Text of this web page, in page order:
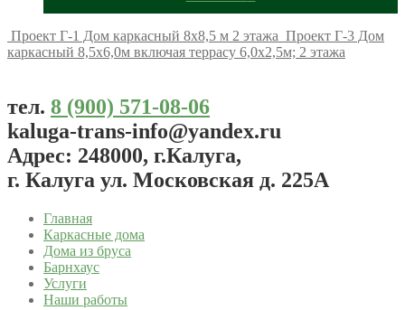
Проект Г-1 Дом каркасный 8х8,5 м 2 этажа Проект Г-3 Дом
каркасный 8,5х6,0м включая террасу 6,0х2,5м; 2 этажа
тел. 8 (900) 571-08-06
kaluga-trans-info@yandex.ru
Адрес: 248000, г.Калуга,
г. Калуга ул. Московская д. 225А
Главная
Каркасные дома
Дома из бруса
Барнхаус
Услуги
Наши работы